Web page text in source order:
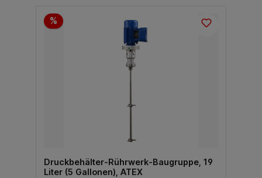
%
Druckbehälter-Rührwerk-Baugruppe, 19
Liter (5 Gallonen), ATEX